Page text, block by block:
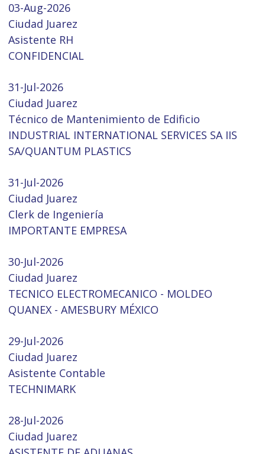
03-Aug-2026
Ciudad Juarez
Asistente RH
CONFIDENCIAL
31-Jul-2026
Ciudad Juarez
Técnico de Mantenimiento de Edificio
INDUSTRIAL INTERNATIONAL SERVICES SA IIS
SA/QUANTUM PLASTICS
31-Jul-2026
Ciudad Juarez
Clerk de Ingeniería
IMPORTANTE EMPRESA
30-Jul-2026
Ciudad Juarez
TECNICO ELECTROMECANICO - MOLDEO
QUANEX - AMESBURY MÉXICO
29-Jul-2026
Ciudad Juarez
Asistente Contable
TECHNIMARK
28-Jul-2026
Ciudad Juarez